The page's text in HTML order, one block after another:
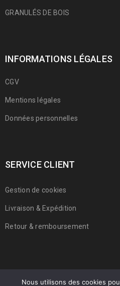
GRANULÉS DE BOIS
INFORMATIONS LÉGALES
CGV
Mentions légales
Données personnelles
SERVICE CLIENT
Gestion de cookies
Livraison & Expédition
Retour & remboursement
Nous utilisons des cookies